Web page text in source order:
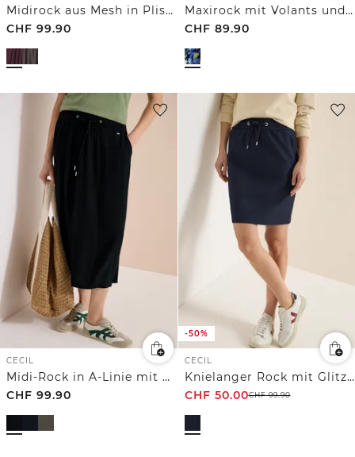
Midirock aus Mesh in Plisséestruktur
CHF 99.90
Maxirock mit Volants und Print
CHF 89.90
CECIL
Midi-Rock in A-Linie mit Struktur
CHF 99.90
-50%
CECIL
Knielanger Rock mit Glitzerdetails
CHF 50.00CHF99.90